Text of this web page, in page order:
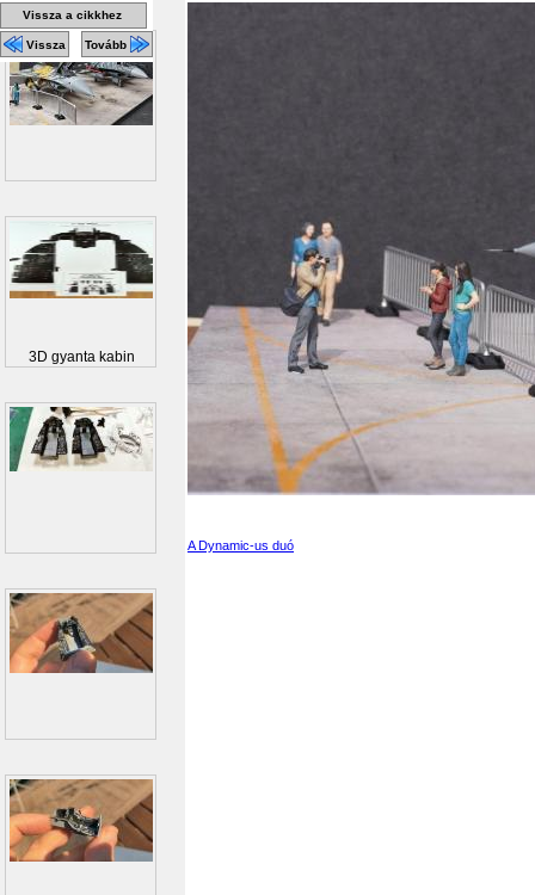
A Dynamic-us duó
Vissza a cikkhez
Vissza Tovább
3D gyanta kabin